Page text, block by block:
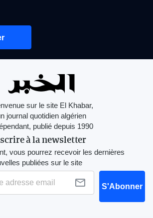
sur le site El Khabar,
journal quotidien algérien
publié depuis 1990
à la newsletter
vous pourrez recevoir les dernières
publiées sur le site
S'Abonner